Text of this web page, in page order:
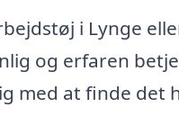
i Lynge
og erfaren
med at finde det